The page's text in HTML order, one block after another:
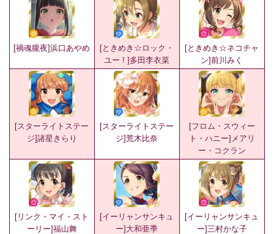
[禍魂朧夜]浜口あやめ
[ときめき☆ロック・
ユー ! ]多田李衣菜
[ときめき☆ネコチャ
ン]前川みく
[スターライトステー
ジ]諸星きらり
[スターライトステー
ジ]荒木比奈
[フロム・スウィー
ト・ハニー]メアリ
ー・コクラン
[リンク・マイ・スト
ーリー]福山舞
[イーリャンサンキュ
ー]大和亜季
[イーリャンサンキュ
ー]三村かな子